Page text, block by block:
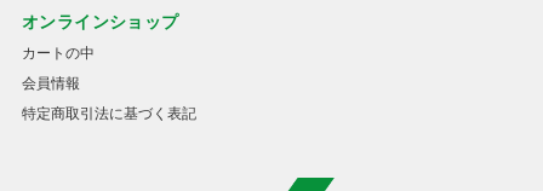
オンラインショップ
カートの中
会員情報
特定商取引法に基づく表記